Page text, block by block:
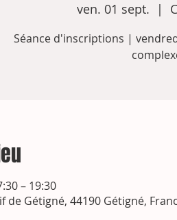
ven. 01 sept.
  |
Séance d'inscriptions |
– 19:30
de Gétigné, 44190 Gétigné,